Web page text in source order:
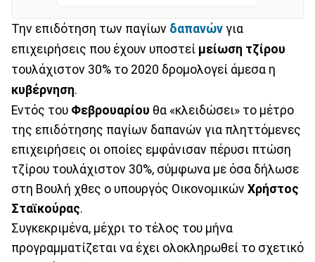
Την επιδότηση των παγίων δαπανών για
επιχειρήσεις που έχουν υποστεί μείωση τζίρου
τουλάχιστον 30% το 2020 δρομολογεί άμεσα η
κυβέρνηση.
Εντός του Φεβρουαρίου θα «κλειδώσει» το μέτρο
της επιδότησης παγίων δαπανών για πληττόμενες
επιχειρήσεις οι οποίες εμφάνισαν πέρυσι πτώση
τζίρου τουλάχιστον 30%, σύμφωνα με όσα δήλωσε
στη Βουλή χθες ο υπουργός Οικονομικών Χρήστος
Σταϊκούρας.
Συγκεκριμένα, μέχρι το τέλος του μήνα
προγραμματίζεται να έχει ολοκληρωθεί το σχετικό